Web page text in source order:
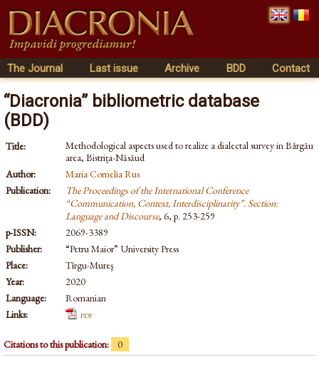
The Journal Last issue Archive BDD Contact
“Diacronia” bibliometric database
(BDD)
Title:
Methodological aspects used to realize a dialectal survey in Bârgău
area, Bistrița-Năsăud
Author:
Maria Cornelia Rus
Publication:
The Proceedings of the International Conference
“Communication, Context, Interdisciplinarity”. Section:
Language and Discourse, 6, p. 253-259
p-ISSN:
2069-3389
Publisher:
“Petru Maior” University Press
Place:
Tîrgu-Mureş
Year:
2020
Language:
Romanian
Links:
pdf
Citations to this publication: 0